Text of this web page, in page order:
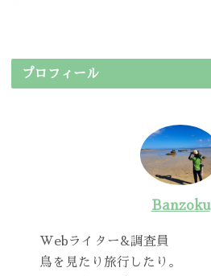
プロフィール
Banzoku
Webライター&調査員
鳥を見たり旅行したり。